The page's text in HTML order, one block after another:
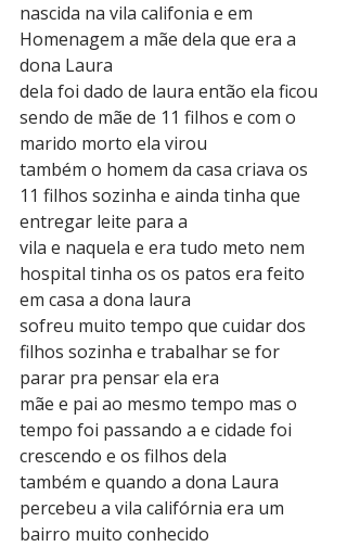
nascida na vila califonia e em
Homenagem a mãe dela que era a
dona Laura
dela foi dado de laura então ela ficou
sendo de mãe de 11 filhos e com o
marido morto ela virou
também o homem da casa criava os
11 filhos sozinha e ainda tinha que
entregar leite para a
vila e naquela e era tudo meto nem
hospital tinha os os patos era feito
em casa a dona laura
sofreu muito tempo que cuidar dos
filhos sozinha e trabalhar se for
parar pra pensar ela era
mãe e pai ao mesmo tempo mas o
tempo foi passando a e cidade foi
crescendo e os filhos dela
também e quando a dona Laura
percebeu a vila califórnia era um
bairro muito conhecido